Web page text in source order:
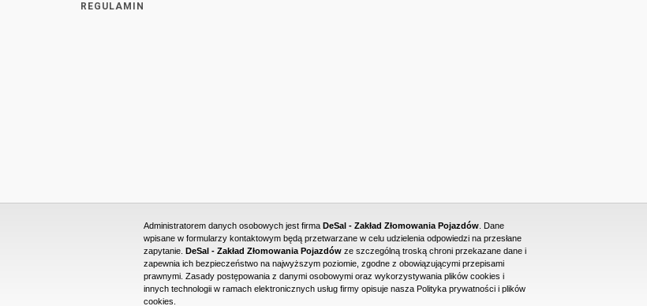
REGULAMIN
PROJEKT I WYKONANIE STRONY WWW: DUONET
Administratorem danych osobowych jest firma DeSal - Zakład Złomowania Pojazdów . Dane
wpisane w formularzy kontaktowym będą przetwarzane w celu udzielenia odpowiedzi na przesłane
zapytanie. DeSal - Zakład Złomowania Pojazdów ze szczególną troską chroni przekazane dane i
zapewnia ich bezpieczeństwo na najwyższym poziomie, zgodne z obowiązującymi przepisami
prawnymi. Zasady postępowania z danymi osobowymi oraz wykorzystywania plików cookies i
innych technologii w ramach elektronicznych usług firmy opisuje nasza Polityka prywatności i plików
cookies.